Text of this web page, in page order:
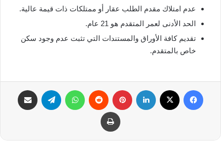
عدم امتلاك مقدم الطلب عقار أو ممتلكات ذات قيمة عالية.
الحد الأدنى لعمر المتقدم هو 21 عام.
تقديم كافة الأوراق والمستندات التي تثبت عدم وجود سكن
خاص بالمتقدم.
فيسبوك لينكدإن بينتيريست واتساب تيلقرام
طباعة